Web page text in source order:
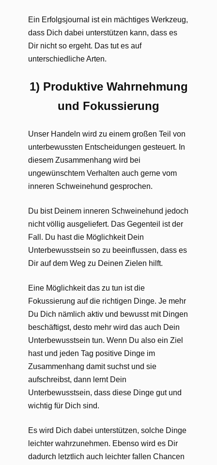
Ein Erfolgsjournal ist ein mächtiges Werkzeug,
dass Dich dabei unterstützen kann, dass es
Dir nicht so ergeht. Das tut es auf
unterschiedliche Arten.
1) Produktive Wahrnehmung
und Fokussierung
Unser Handeln wird zu einem großen Teil von
unterbewussten Entscheidungen gesteuert. In
diesem Zusammenhang wird bei
ungewünschtem Verhalten auch gerne vom
inneren Schweinehund gesprochen.
Du bist Deinem inneren Schweinehund jedoch
nicht völlig ausgeliefert. Das Gegenteil ist der
Fall. Du hast die Möglichkeit Dein
Unterbewusstsein so zu beeinflussen, dass es
Dir auf dem Weg zu Deinen Zielen hilft.
Eine Möglichkeit das zu tun ist die
Fokussierung auf die richtigen Dinge. Je mehr
Du Dich nämlich aktiv und bewusst mit Dingen
beschäftigst, desto mehr wird das auch Dein
Unterbewusstsein tun. Wenn Du also ein Ziel
hast und jeden Tag positive Dinge im
Zusammenhang damit suchst und sie
aufschreibst, dann lernt Dein
Unterbewusstsein, dass diese Dinge gut und
wichtig für Dich sind.
Es wird Dich dabei unterstützen, solche Dinge
leichter wahrzunehmen. Ebenso wird es Dir
dadurch letztlich auch leichter fallen Chancen